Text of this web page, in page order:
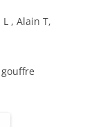
L , Alain T,